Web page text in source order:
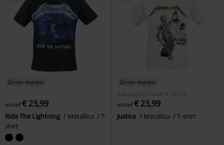
Grote maten
vanaf€ 23,99
Ride The Lightning Metallica
T-
shirt
Grote maten
Adviesprijs
vanaf € 26,99
vanaf€ 23,99
Justice Metallica T-shirt